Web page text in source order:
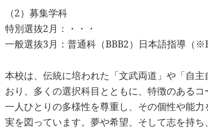
（2）募集学科
特別選抜2月：・・・
一般選抜3月：普通科（BBB2）日本語指導（
本校は、伝統に培われた「文武両道」や「自
おり、多くの選択科目とともに、特徴のある
一人ひとりの多様性を尊重し、その個性や能
実を図っています。夢や希望、そして志を持